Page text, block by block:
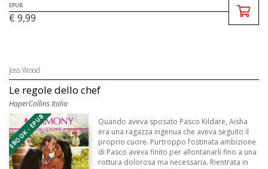
EPUB
€ 9,99
Joss Wood
Le regole dello chef
HaperCollins Italia
EBOOK - EPUB
Quando aveva sposato Pasco Kildare, Aisha
era una ragazza ingenua che aveva seguito il
proprio cuore. Purtroppo l’ostinata ambizione
di Pasco aveva finito per allontanarli fino a una
rottura dolorosa ma necessaria. Rientrata in